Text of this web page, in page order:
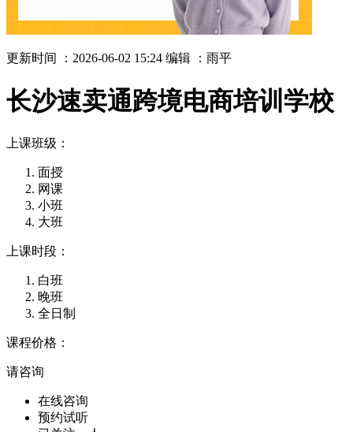
更新时间 ：2026-06-02 15:24 编辑 ：雨平
长沙速卖通跨境电商培训学校
上课班级：
面授
网课
小班
大班
上课时段：
白班
晚班
全日制
课程价格：
请咨询
在线咨询
预约试听